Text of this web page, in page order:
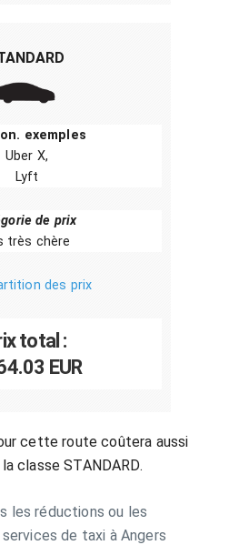
exemples
Uber X,
Lyft
de prix
très chère
des prix
total :
EUR
cette route coûtera aussi
classe STANDARD.
les réductions ou les
de taxi à Angers